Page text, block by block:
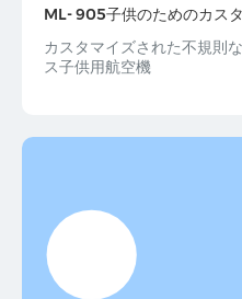
ML- 905子供のためのカス
ゃのギフトブリキの箱航空機
カスタマイズされた不規則
ス子供用航空機